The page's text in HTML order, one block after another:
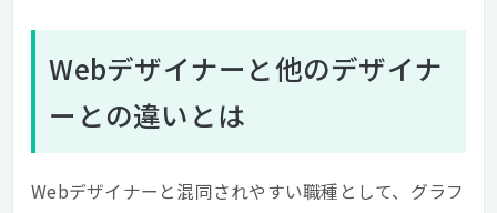
Webデザイナーと他のデザイナ
ーとの違いとは
Webデザイナーと混同されやすい職種として、グラフ